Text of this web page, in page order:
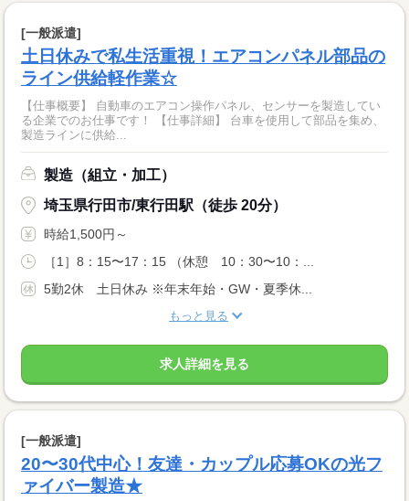
[一般派遣]
土日休みで私生活重視！エアコンパネル部品の
ライン供給軽作業☆
【仕事概要】 自動車のエアコン操作パネル、センサーを製造してい
る企業でのお仕事です！ 【仕事詳細】 台車を使用して部品を集め、
製造ラインに供給...
製造（組立・加工）
埼玉県行田市/東行田駅（徒歩 20分）
時給1,500円～
［1］8：15〜17：15 （休憩 10：30〜10：...
5勤2休 土日休み ※年末年始・GW・夏季休...
もっと見る
求人詳細を見る
[一般派遣]
20〜30代中心！友達・カップル応募OKの光フ
ァイバー製造★